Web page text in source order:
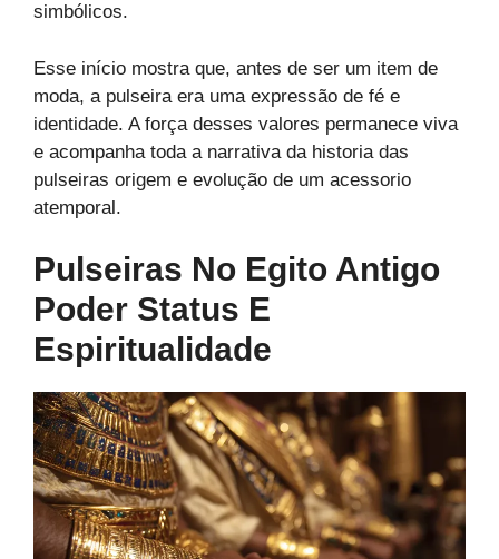
simbólicos.
Esse início mostra que, antes de ser um item de
moda, a pulseira era uma expressão de fé e
identidade. A força desses valores permanece viva
e acompanha toda a narrativa da historia das
pulseiras origem e evolução de um acessorio
atemporal.
Pulseiras No Egito Antigo
Poder Status E
Espiritualidade